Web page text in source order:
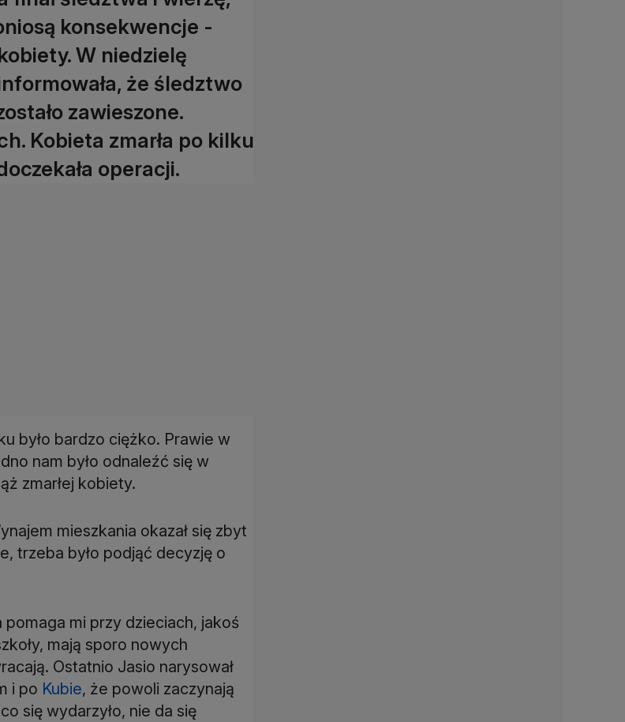
konsekwencje -
W niedzielę
że śledztwo
zawieszone.
Kobieta zmarła po kilku
operacji.
było bardzo ciężko. Prawie w
nam było odnaleźć się w
zmarłej kobiety.
mieszkania okazał się zbyt
trzeba było podjąć decyzję o
mi przy dzieciach, jakoś
mają sporo nowych
Ostatnio Jasio narysował
i po Kubie, że powoli zaczynają
się wydarzyło, nie da się